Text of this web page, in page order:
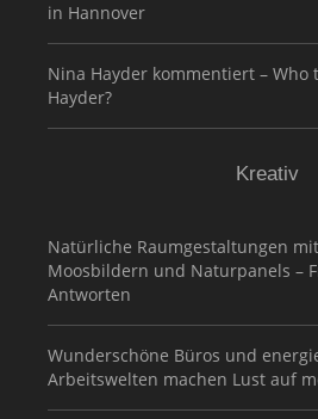
in Hannover
Nina Hayder kommentiert – Who
Hayder?
Kreativ
Natürliche Raumgestaltungen
Moosbildern und Naturpanels –
Antworten
Wunderschöne Büros und
Arbeitswelten machen Lust auf